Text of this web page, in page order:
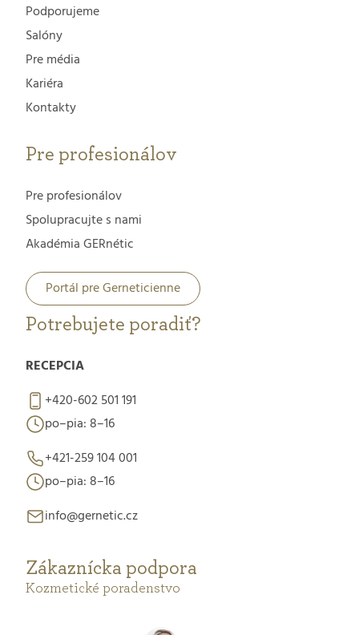
Podporujeme
Salóny
Pre média
Kariéra
Kontakty
Pre profesionálov
Pre profesionálov
Spolupracujte s nami
Akadémia GERnétic
Portál pre Gerneticienne
Potrebujete poradiť?
RECEPCIA
+420-602 501 191
po–pia: 8–16
+421-259 104 001
po–pia: 8–16
info@gernetic.cz
Zákaznícka podpora
Kozmetické poradenstvo